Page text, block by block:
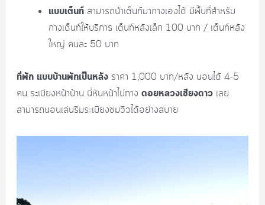
แบบเต็นท์สามารถนำเต็นท์มากางเองได้ มีพื้นที่สำหรับ
กางเต็นท์ให้บริการ เต็นท์หลังเล็ก 100 บาท / เต็นท์หลัง
ใหญ่ คนละ 50 บาท
ที่พัก แบบบ้านพักเป็นหลังราคา 1,000 บาท/หลัง นอนได้ 4-5
คน ระเบียงหน้าบ้าน นี่หันหน้าไปทาง ดอยหลวงเชียงดาวเลย
สามารถนอนเล่นริมระเบียงชมวิวได้อย่างสบาย